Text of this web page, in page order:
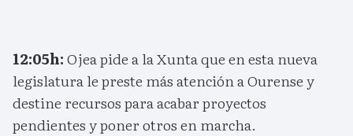
12:05h:Ojea pide a la Xunta que en esta nueva
legislatura le preste más atención a Ourense y
destine recursos para acabar proyectos
pendientes y poner otros en marcha.